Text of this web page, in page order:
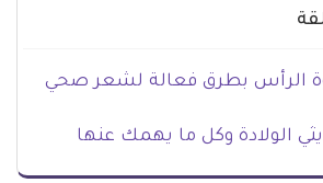
الرأس بطرق فعالة لشعر صحي
الولادة وكل ما يهمك عنها